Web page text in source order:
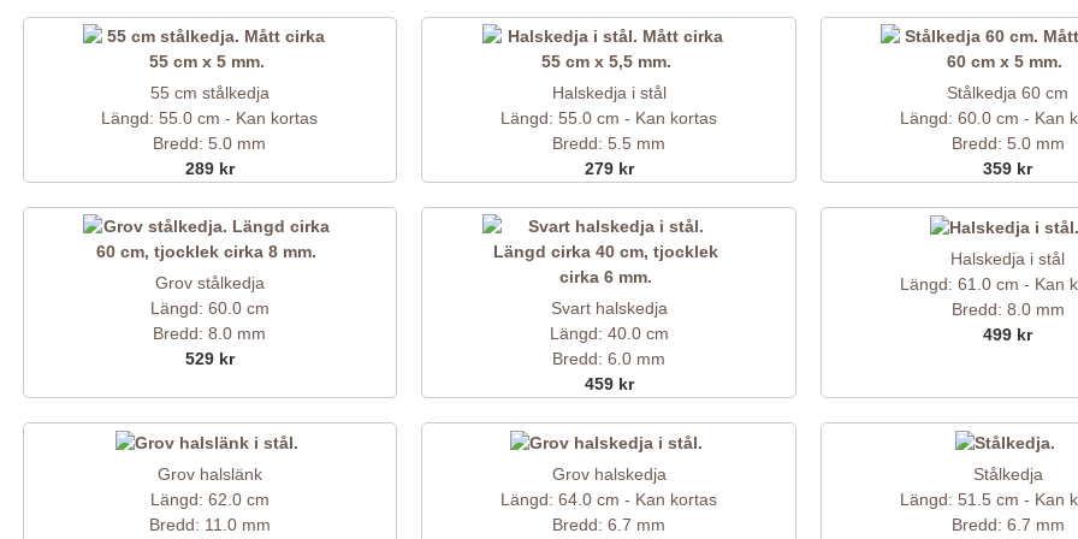
55 cm stålkedja
Längd: 55.0 cm - Kan kortas
Bredd: 5.0 mm
289 kr
Halskedja i stål
Längd: 55.0 cm - Kan kortas
Bredd: 5.5 mm
279 kr
Stålkedja 60 cm
Längd: 60.0 cm - Kan
Bredd: 5.0 mm
359 kr
Grov stålkedja
Längd: 60.0 cm
Bredd: 8.0 mm
529 kr
Svart halskedja
Längd: 40.0 cm
Bredd: 6.0 mm
459 kr
Halskedja i stål
Längd: 61.0 cm - Kan
Bredd: 8.0 mm
499 kr
Grov halslänk
Längd: 62.0 cm
Bredd: 11.0 mm
Grov halskedja
Längd: 64.0 cm - Kan kortas
Bredd: 6.7 mm
Stålkedja
Längd: 51.5 cm - Kan
Bredd: 6.7 mm